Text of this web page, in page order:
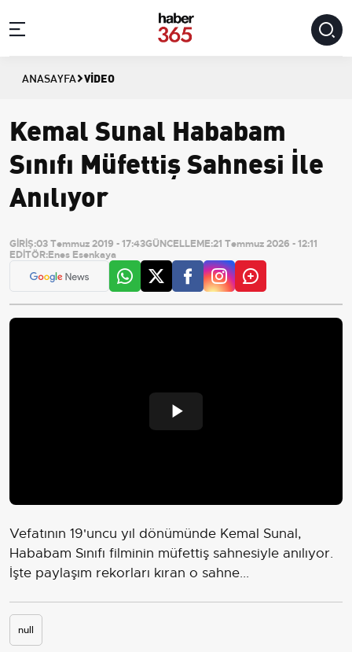
ANASAYFA VIDEO
Kemal Sunal Hababam
Sınıfı Müfettiş Sahnesi İle
Anılıyor
GİRİŞ:03 Temmuz 2019 - 17:43GÜNCELLEME:21 Temmuz 2026 - 12:11
EDİTÖR:Enes Esenkaya
Play
Vefatının 19'uncu yıl dönümünde Kemal Sunal,
Hababam Sınıfı filminin müfettiş sahnesiyle anılıyor.
İşte paylaşım rekorları kıran o sahne...
null